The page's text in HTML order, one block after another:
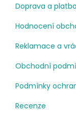
Doprava a platba
Hodnocení
Reklamace a
Obchodní
Podmínky
Recenze